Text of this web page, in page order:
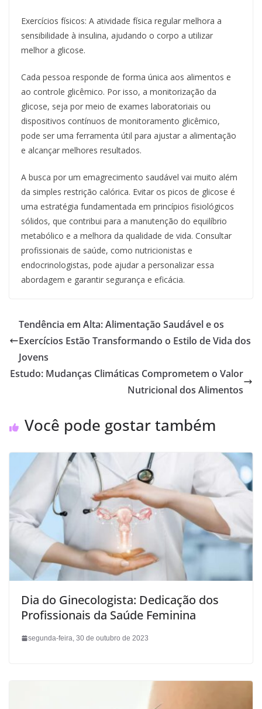
Exercícios físicos: A atividade física regular melhora a
sensibilidade à insulina, ajudando o corpo a utilizar
melhor a glicose.
Cada pessoa responde de forma única aos alimentos e
ao controle glicêmico. Por isso, a monitorização da
glicose, seja por meio de exames laboratoriais ou
dispositivos contínuos de monitoramento glicêmico,
pode ser uma ferramenta útil para ajustar a alimentação
e alcançar melhores resultados.
A busca por um emagrecimento saudável vai muito além
da simples restrição calórica. Evitar os picos de glicose é
uma estratégia fundamentada em princípios fisiológicos
sólidos, que contribui para a manutenção do equilíbrio
metabólico e a melhora da qualidade de vida. Consultar
profissionais de saúde, como nutricionistas e
endocrinologistas, pode ajudar a personalizar essa
abordagem e garantir segurança e eficácia.
Tendência em Alta: Alimentação Saudável e os
Exercícios Estão Transformando o Estilo de Vida dos
Jovens
Estudo: Mudanças Climáticas Comprometem o Valor
Nutricional dos Alimentos
Você pode gostar também
Dia do Ginecologista: Dedicação dos
Profissionais da Saúde Feminina
segunda-feira, 30 de outubro de 2023